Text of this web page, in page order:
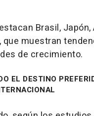
Brasil, Japón,
que muestran
de crecimiento.
EL DESTINO